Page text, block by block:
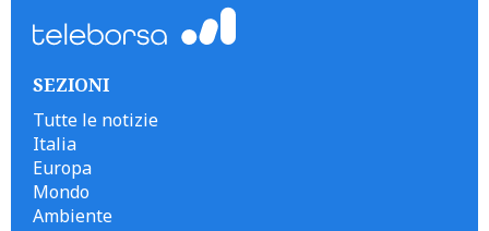
SEZIONI
Tutte le notizie
Italia
Europa
Mondo
Ambiente